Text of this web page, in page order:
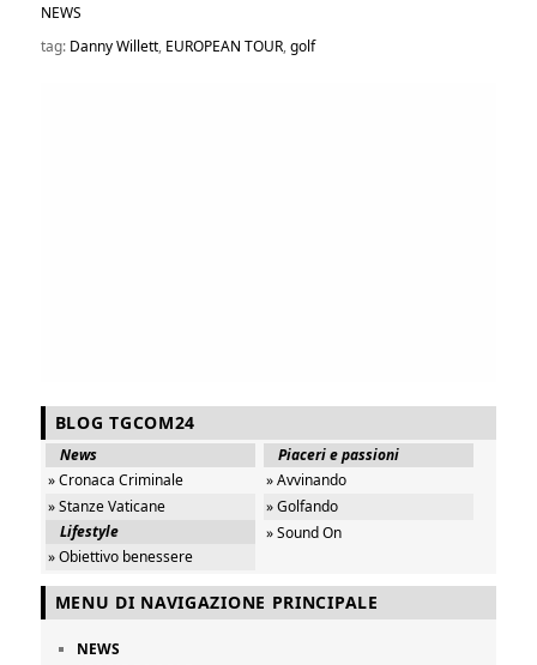
NEWS
tag: Danny Willett, EUROPEAN TOUR,golf
BLOG TGCOM24
News
» Cronaca Criminale
» Stanze Vaticane
Lifestyle
» Obiettivo benessere
Piaceri e passioni
» Avvinando
» Golfando
» Sound On
MENU DI NAVIGAZIONE PRINCIPALE
NEWS